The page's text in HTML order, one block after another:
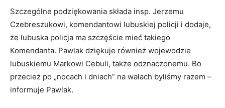
Szczególne podziękowania składa insp. Jerzemu
Czebreszukowi, komendantowi lubuskiej policji i dodaje,
że lubuska policja ma szczęście mieć takiego
Komendanta. Pawlak dziękuje również wojewodzie
lubuskiemu Markowi Cebuli, także odznaczonemu. Bo
przecież po „nocach i dniach” na wałach byliśmy razem –
informuje Pawlak.